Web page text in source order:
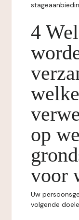
4
welke
op
voor
Uw
volgende